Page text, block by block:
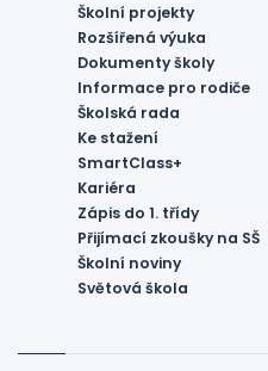
Školní projekty
Rozšířená výuka
Dokumenty školy
Informace pro rodiče
Školská rada
Ke stažení
SmartClass+
Kariéra
Zápis do 1. třídy
Přijímací zkoušky na SŠ
Školní noviny
Světová škola